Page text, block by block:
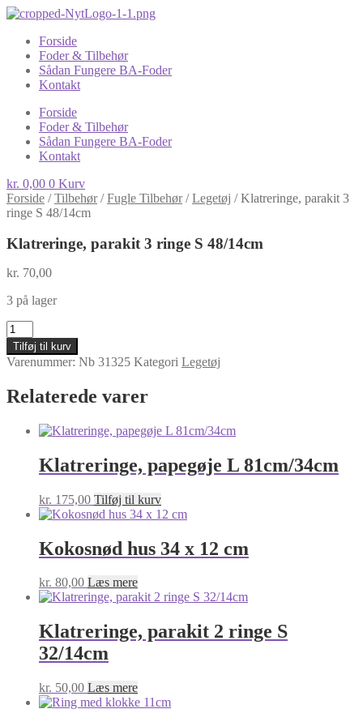
Forside
Foder & Tilbehør
Sådan Fungere BA-Foder
Kontakt
Forside
Foder & Tilbehør
Sådan Fungere BA-Foder
Kontakt
kr. 0,00 0 Kurv
Forside /Tilbehør/Fugle Tilbehør/Legetøj /Klatreringe, parakit 3
ringe S 48/14cm
Klatreringe, parakit 3 ringe S 48/14cm
kr. 70,00
3 på lager
Klatreringe,
parakit
3
ringe
48/14cm
Tilføj til kurv
Varenummer: Nb 31325 Kategori Legetøj
Relaterede varer
Klatreringe, papegøje L 81cm/34cm
kr. 175,00 Tilføj til kurv
Kokosnød hus 34 x 12 cm
kr. 80,00 Læs mere
Klatreringe, parakit 2 ringe S
32/14cm
kr. 50,00 Læs mere